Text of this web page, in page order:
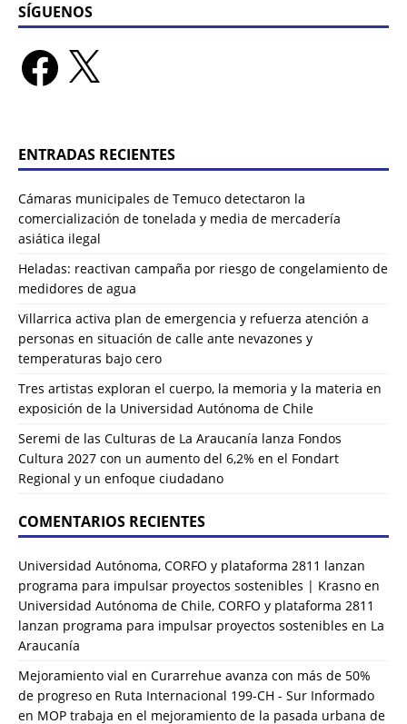
SÍGUENOS
ENTRADAS RECIENTES
Cámaras municipales de Temuco detectaron la
comercialización de tonelada y media de mercadería
asiática ilegal
Heladas: reactivan campaña por riesgo de congelamiento de
medidores de agua
Villarrica activa plan de emergencia y refuerza atención a
personas en situación de calle ante nevazones y
temperaturas bajo cero
Tres artistas exploran el cuerpo, la memoria y la materia en
exposición de la Universidad Autónoma de Chile
Seremi de las Culturas de La Araucanía lanza Fondos
Cultura 2027 con un aumento del 6,2% en el Fondart
Regional y un enfoque ciudadano
COMENTARIOS RECIENTES
Universidad Autónoma, CORFO y plataforma 2811 lanzan
programa para impulsar proyectos sostenibles | Krasno en
Universidad Autónoma de Chile, CORFO y plataforma 2811
lanzan programa para impulsar proyectos sostenibles en La
Araucanía
Mejoramiento vial en Curarrehue avanza con más de 50%
de progreso en Ruta Internacional 199-CH - Sur Informado
en MOP trabaja en el mejoramiento de la pasada urbana de